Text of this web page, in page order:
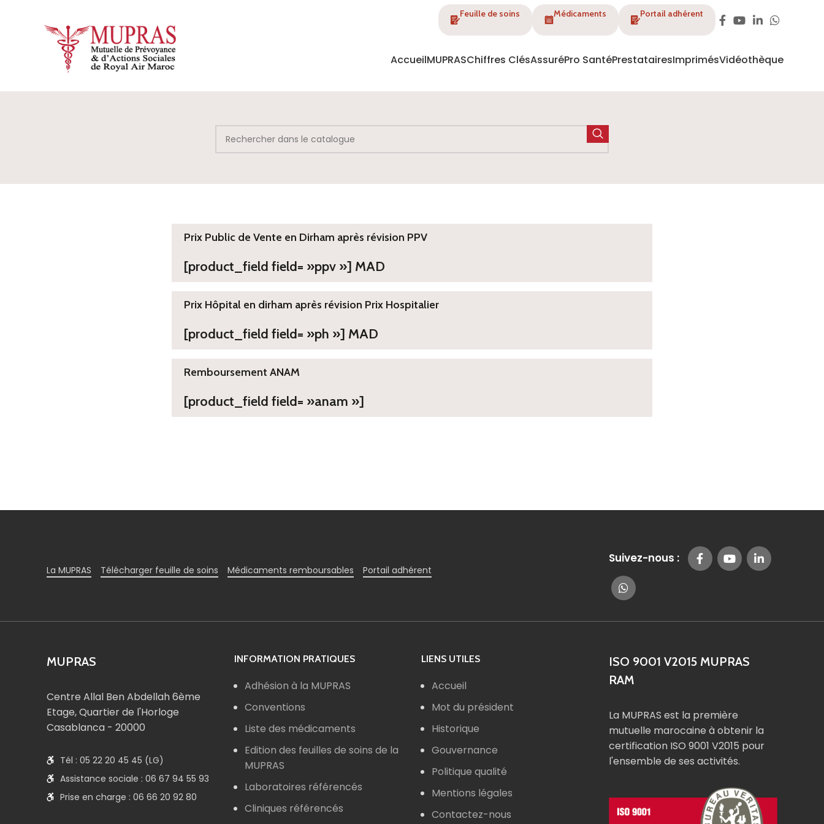
Feuille de soins Médicaments Portail adhérent
AccueilMUPRASChiffres ClésAssuréPro SantéPrestatairesImprimésVidéothèque
Prix Public de Vente en Dirham après révision PPV
[product_field field= »ppv »] MAD
Prix Hôpital en dirham après révision Prix Hospitalier
[product_field field= »ph »] MAD
Remboursement ANAM
[product_field field= »anam »]
La MUPRAS Télécharger feuille de soins Médicaments remboursables Portail adhérent
Suivez-nous :
MUPRAS
Centre Allal Ben Abdellah 6ème
Etage, Quartier de l'Horloge
Casablanca - 20000
Tél : 05 22 20 45 45 (LG)
Assistance sociale : 06 67 94 55 93
Prise en charge : 06 66 20 92 80
INFORMATION PRATIQUES
Adhésion à la MUPRAS
Conventions
Liste des médicaments
Edition des feuilles de soins de la
MUPRAS
Laboratoires référencés
Cliniques référencés
LIENS UTILES
Accueil
Mot du président
Historique
Gouvernance
Politique qualité
Mentions légales
Contactez-nous
ISO 9001 V2015 MUPRAS
RAM
La MUPRAS est la première
mutuelle marocaine à obtenir la
certification ISO 9001 V2015 pour
l'ensemble de ses activités.